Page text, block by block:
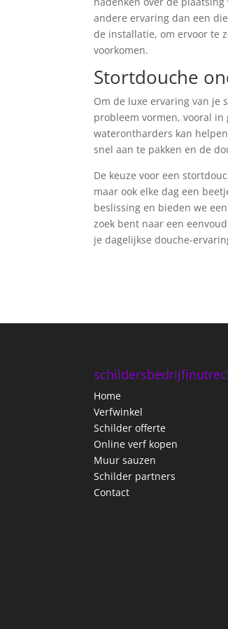
andere ervaring dan een
de installatie, om ervoor te
voorkomen.
Stortdouche
Om de luxe ervaring van je
probleem vormen, vooral
waterontharders kan
snel aan te pakken en de
De keuze voor een
maar ook elke dag een
beslissing en bieden we
zoek bent naar een
je dagelijkse douche-
Home
Verfwinkel
Schilder offerte
Online verf kopen
Muur sauzen
Schilder partners
Contact